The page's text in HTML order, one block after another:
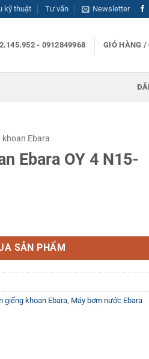
kỹ thuật Tư vấn Newsletter
- 0912849968 GIỎ HÀNG /
khoan Ebara
Ebara OY 4 N15-
5.5 số lượng
SẢN PHẨM
giếng khoan Ebara Máy bơm nước Ebara